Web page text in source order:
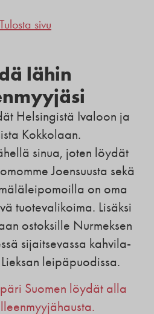
Tulosta sivu
lähin
Helsingistä Ivaloon ja
Kokkolaan.
sinua, joten löydät
Joensuusta sekä
on oma
tuotevalikoima. Lisäksi
ostoksille Nurmeksen
sijaitsevassa kahvila-
leipäpuodissa.
Suomen löydät alla